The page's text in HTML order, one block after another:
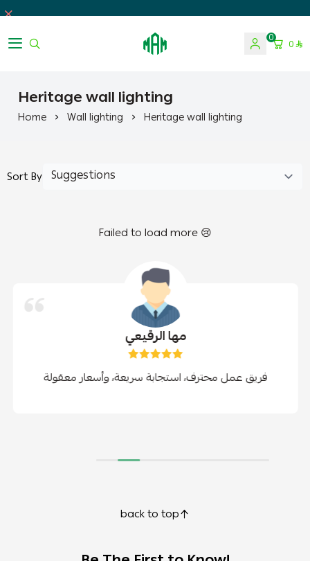
Almosa For Lighting
0 0
Heritage wall lighting
Home Wall lighting Heritage wall lighting
Sort By
Failed to load more 😢
مها الرقيعي
فريق عمل محترف، استجابة سريعة، وأسعار معقولة
back to top